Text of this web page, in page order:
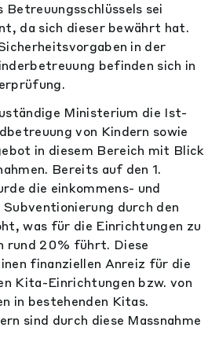
Betreuungsschlüssels sei
da sich dieser bewährt hat.
in der
befinden sich in
Ministerium die Ist-
von Kindern sowie
in diesem Bereich mit Blick
Bereits auf den 1.
die einkommens- und
durch den
was für die Einrichtungen zu
rund 20% führt. Diese
finanziellen Anreiz für die
Kita-Einrichtungen bzw. von
in bestehenden Kitas.
sind durch diese Massnahme